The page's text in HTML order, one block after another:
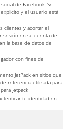
de Facebook. Se
y el usuario está
clientes y acortar el
sesión en su cuenta de
la base de datos de
con fines de
JetPack en sitios que
referencia utilizada para
Jetpack
tu identidad en